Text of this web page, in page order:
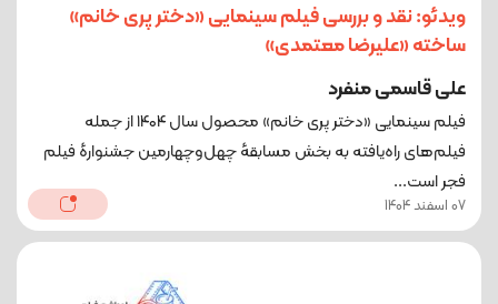
ویدئو: نقد و بررسی فیلم سینمایی «دختر پری خانم»
ساخته‌ «علیرضا معتمدی»
علی قاسمی منفرد
فیلم سینمایی «دختر پری خانم» محصول سال ۱۴۰۴ از جمله
فیلم‌های راه‌یافته به بخش مسابقهٔ چهل‌وچهارمین جشنوارهٔ فیلم
فجر است...
07 اسفند 1404